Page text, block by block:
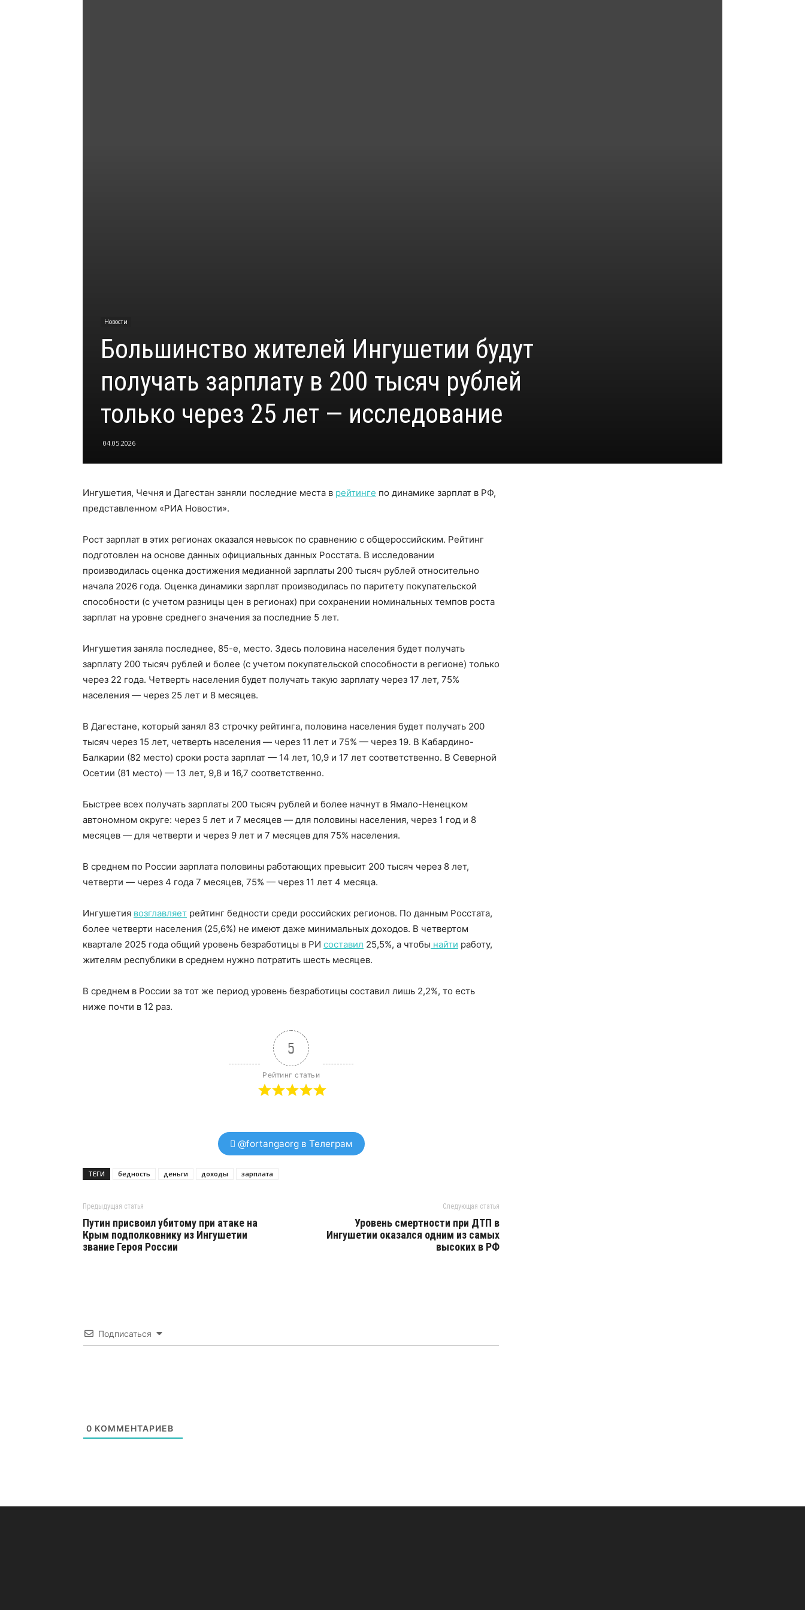
Новости
Большинство жителей Ингушетии будут
получать зарплату в 200 тысяч рублей
только через 25 лет — исследование
04.05.2026
Ингушетия, Чечня и Дагестан заняли последние места в рейтинге по динамике зарплат в РФ,
представленном «РИА Новости».
Рост зарплат в этих регионах оказался невысок по сравнению с общероссийским. Рейтинг
подготовлен на основе данных официальных данных Росстата. В исследовании
производилась оценка достижения медианной зарплаты 200 тысяч рублей относительно
начала 2026 года. Оценка динамики зарплат производилась по паритету покупательской
способности (с учетом разницы цен в регионах) при сохранении номинальных темпов роста
зарплат на уровне среднего значения за последние 5 лет.
Ингушетия заняла последнее, 85-е, место. Здесь половина населения будет получать
зарплату 200 тысяч рублей и более (с учетом покупательской способности в регионе) только
через 22 года. Четверть населения будет получать такую зарплату через 17 лет, 75%
населения — через 25 лет и 8 месяцев.
В Дагестане, который занял 83 строчку рейтинга, половина населения будет получать 200
тысяч через 15 лет, четверть населения — через 11 лет и 75% — через 19. В Кабардино-
Балкарии (82 место) сроки роста зарплат — 14 лет, 10,9 и 17 лет соответственно. В Северной
Осетии (81 место) — 13 лет, 9,8 и 16,7 соответственно.
Быстрее всех получать зарплаты 200 тысяч рублей и более начнут в Ямало-Ненецком
автономном округе: через 5 лет и 7 месяцев — для половины населения, через 1 год и 8
месяцев — для четверти и через 9 лет и 7 месяцев для 75% населения.
В среднем по России зарплата половины работающих превысит 200 тысяч через 8 лет,
четверти — через 4 года 7 месяцев, 75% — через 11 лет 4 месяца.
Ингушетия возглавляет рейтинг бедности среди российских регионов. По данным Росстата,
более четверти населения (25,6%) не имеют даже минимальных доходов. В четвертом
квартале 2025 года общий уровень безработицы в РИ составил 25,5%, а чтобы найти работу,
жителям республики в среднем нужно потратить шесть месяцев.
В среднем в России за тот же период уровень безработицы составил лишь 2,2%, то есть
ниже почти в 12 раз.
5
Рейтинг статьи
@fortangaorg в Телеграм
ТЕГИ бедность деньги доходы зарплата
Предыдущая статья
Путин присвоил убитому при атаке на
Крым подполковнику из Ингушетии
звание Героя России
Следующая статья
Уровень смертности при ДТП в
Ингушетии оказался одним из самых
высоких в РФ
Подписаться
0 КОММЕНТАРИЕВ